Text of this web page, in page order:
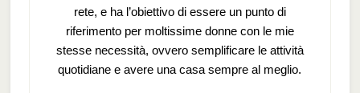
rete, e ha l’obiettivo di essere un punto di
riferimento per moltissime donne con le mie
stesse necessità, ovvero semplificare le attività
quotidiane e avere una casa sempre al meglio.